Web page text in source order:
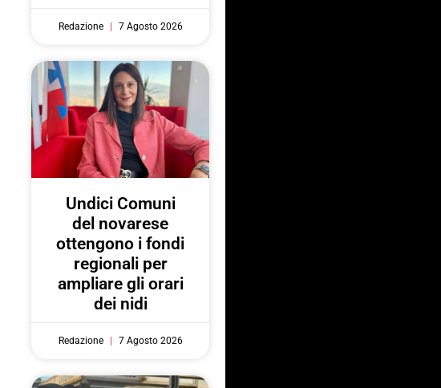
Redazione 7 Agosto 2026
Undici Comuni
del novarese
ottengono i fondi
regionali per
ampliare gli orari
dei nidi
Redazione 7 Agosto 2026